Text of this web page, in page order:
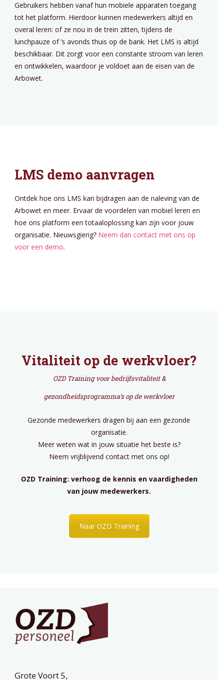
Gebruikers hebben vanaf hun mobiele apparaten toegang
tot het platform. Hierdoor kunnen medewerkers altijd en
overal leren: of ze nou in de trein zitten, tijdens de
lunchpauze of ’s avonds thuis op de bank. Het LMS is altijd
beschikbaar. Dit zorgt voor een constante stroom van leren
en ontwikkelen, waardoor je voldoet aan de eisen van de
Arbowet.
LMS demo aanvragen
Ontdek hoe ons LMS kan bijdragen aan de naleving van de
Arbowet en meer. Ervaar de voordelen van mobiel leren en
hoe ons platform een totaaloplossing kan zijn voor jouw
organisatie. Nieuwsgierig? Neem dan contact met ons op
voor een demo.
Vitaliteit op de werkvloer?
OZD Training voor bedrijfsvitaliteit &
gezondheidsprogramma’s op de werkvloer
Gezonde medewerkers dragen bij aan een gezonde
organisatie.
Meer weten wat in jouw situatie het beste is?
Neem vrijblijvend contact met ons op!
OZD Training: verhoog de kennis en vaardigheden
van jouw medewerkers.
Naar OZD Training
Grote Voort 5,